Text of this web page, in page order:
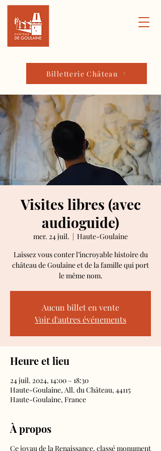
Billetterie Château
Visites libres (avec
audioguide)
mer. 24 juil.
  |
Haute-Goulaine
Laissez vous conter l’incroyable histoire du
château de Goulaine et de la famille qui port
le même nom.
Aucun billet en vente
Voir d'autres événements
Heure et lieu
24 juil. 2024, 14:00 – 18:30
Haute-Goulaine, All. du Château, 44115
Haute-Goulaine, France
À propos
Ce joyau de la Renaissance, classé monument